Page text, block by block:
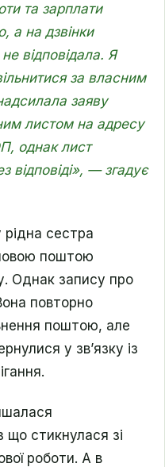
та зарплати
а на дзвінки
відповідала. Я
за власним
заяву
листом на адресу
однак лист
відповіді», — згадує
сестра
поштою
Однак запису про
повторно
поштою, але
у зв’язку із
стикнулася зі
роботи. А в